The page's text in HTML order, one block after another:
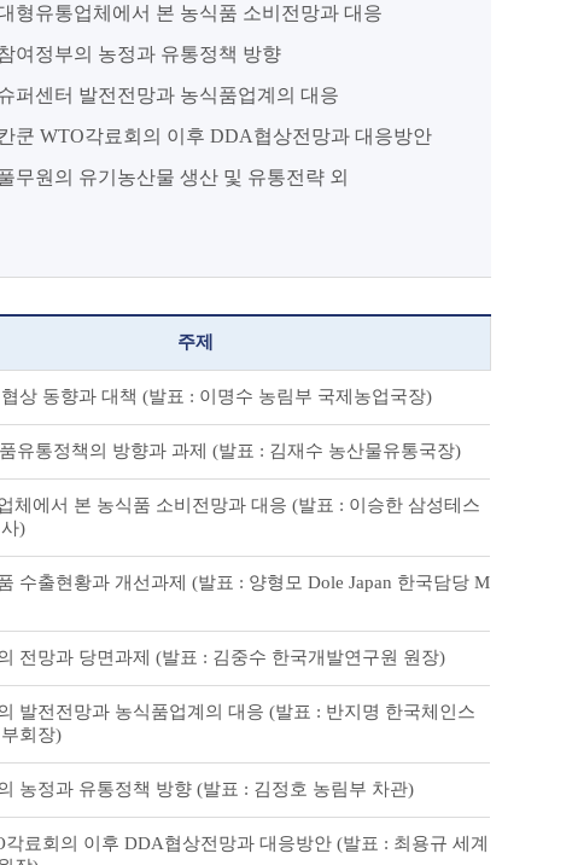
형유통업체에서 본 농식품 소비전망과 대응
여정부의 농정과 유통정책 방향
퍼센터 발전전망과 농식품업계의 대응
쿤 WTO각료회의 이후 DDA협상전망과 대응방안
무원의 유기농산물 생산 및 유통전략 외
주제
상 동향과 대책 (발표 : 이명수 농림부 국제농업국장)
유통정책의 방향과 과제 (발표 : 김재수 농산물유통국장)
체에서 본 농식품 소비전망과 대응 (발표 : 이승한 삼성테스
)
수출현황과 개선과제 (발표 : 양형모 Dole Japan 한국담당 M
전망과 당면과제 (발표 : 김중수 한국개발연구원 원장)
발전전망과 농식품업계의 대응 (발표 : 반지명 한국체인스
회장)
농정과 유통정책 방향 (발표 : 김정호 농림부 차관)
각료회의 이후 DDA협상전망과 대응방안 (발표 : 최용규 세계